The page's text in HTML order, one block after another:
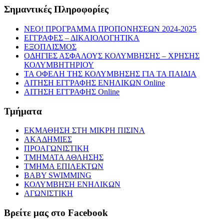
Σημαντικές Πληροφορίες
NEO! ΠΡΟΓΡΑΜΜΑ ΠΡΟΠΟΝΗΣΕΩΝ 2024-2025
ΕΓΓΡΑΦΕΣ – ΔΙΚΑΙΟΛΟΓΗΤΙΚΑ
ΕΞΟΠΛΙΣΜΟΣ
ΟΔΗΓΙΕΣ ΑΣΦΑΛΟΥΣ ΚΟΛΥΜΒΗΣΗΣ – ΧΡΗΣΗΣ
ΚΟΛΥΜΒΗΤΗΡΙΟΥ
ΤΑ ΟΦΕΛΗ ΤΗΣ ΚΟΛΥΜΒΗΣΗΣ ΓΙΑ ΤΑ ΠΑΙΔΙΑ
ΑΙΤΗΣΗ ΕΓΓΡΑΦΗΣ ΕΝΗΛΙΚΩΝ Online
ΑΙΤΗΣΗ ΕΓΓΡΑΦΗΣ Online
Τμήματα
ΕΚΜΑΘΗΣΗ ΣΤΗ ΜΙΚΡΗ ΠΙΣΙΝΑ
ΑΚΑΔΗΜΙΕΣ
ΠΡΟΑΓΩΝΙΣΤΙΚΗ
ΤΜΗΜΑΤΑ ΑΘΛΗΣΗΣ
ΤΜΗΜΑ ΕΠΙΛΕΚΤΩΝ
BABY SWIMMING
ΚΟΛΥΜΒΗΣΗ ΕΝΗΛΙΚΩΝ
ΑΓΩΝΙΣΤΙΚΗ
Βρείτε μας στο Facebook